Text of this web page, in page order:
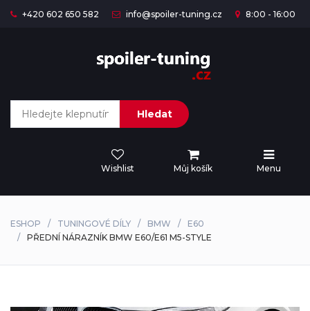
+420 602 650 582 info@spoiler-tuning.cz 8:00 - 16:00
Hledat
Wishlist Můj košík Menu
ESHOP TUNINGOVÉ DÍLY BMW
E60
PŘEDNÍ NÁRAZNÍK BMW E60/E61 M5-STYLE